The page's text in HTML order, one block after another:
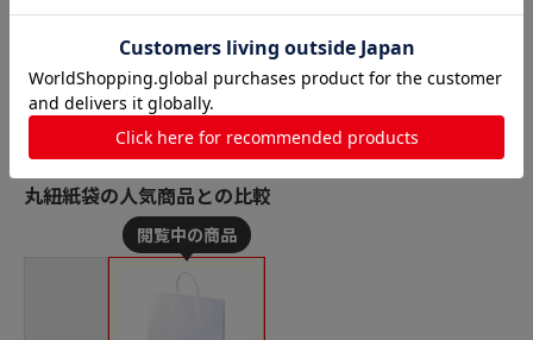
丸紐紙袋の人気商品との比較